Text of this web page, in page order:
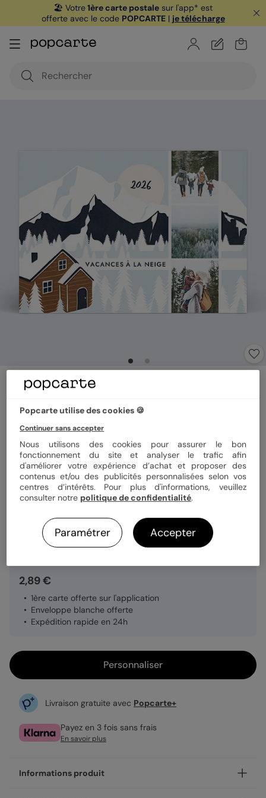
🏖️ Votre1ère carte postale sur l'app* est
offerte avec le code POPCARTE| je télécharge
Carte postale
Chalet à la montagne
5(1avis)
Format 12x17 cm
Papier Papier Satiné
Quantité 1 carte
2,89 €
1ère carte offerte sur l'application
Enveloppe blanche offerte
Expédition rapide en 24h
Personnaliser
Livraison gratuite avec Popcarte+
Payez en 3 fois sans frais
En savoir plus
Informations produit
Popcarte utilise des cookies 🍪
Continuer sans accepter
Nous utilisons des cookies pour assurer le bon
fonctionnement du site et analyser le trafic afin
d'améliorer votre expérience d’achat et proposer des
contenus et/ou des publicités personnalisées selon vos
centres d’intérêts. Pour plus d'informations, veuillez
consulter notre politique de confidentialité.
Paramétrer Accepter